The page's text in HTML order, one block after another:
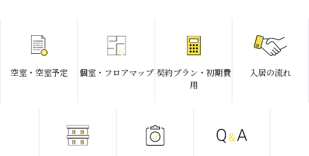
空室・空室予定 個室・フロアマップ 契約プラン・初期費
用
入居の流れ